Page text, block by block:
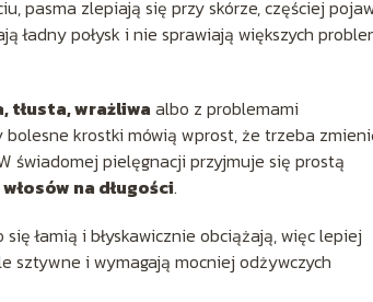
pasma zlepiają się przy skórze, częściej
ładny połysk i nie sprawiają większych
tłusta, wrażliwa albo z problemami
bolesne krostki mówią wprost, że trzeba
świadomej pielęgnacji przyjmuje się prostą
na długości.
łamią i błyskawicznie obciążają, więc lepiej
sztywne i wymagają mocniej odżywczych